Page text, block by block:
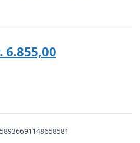
9.521,00.
6.855,00
kr. 6.855,00.